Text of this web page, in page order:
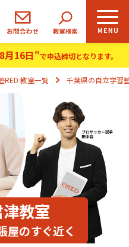
生
ス
高校生
コース
声
月16日"で申込締切となります。
RED 教室一覧 千葉県の自立学習
教室
屋のすぐ近く